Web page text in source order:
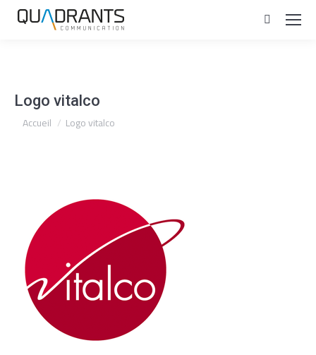
Logo vitalco
Vous êtes ici :
Accueil Logo vitalco